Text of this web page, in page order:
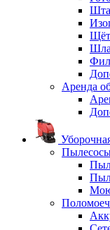
Аренда